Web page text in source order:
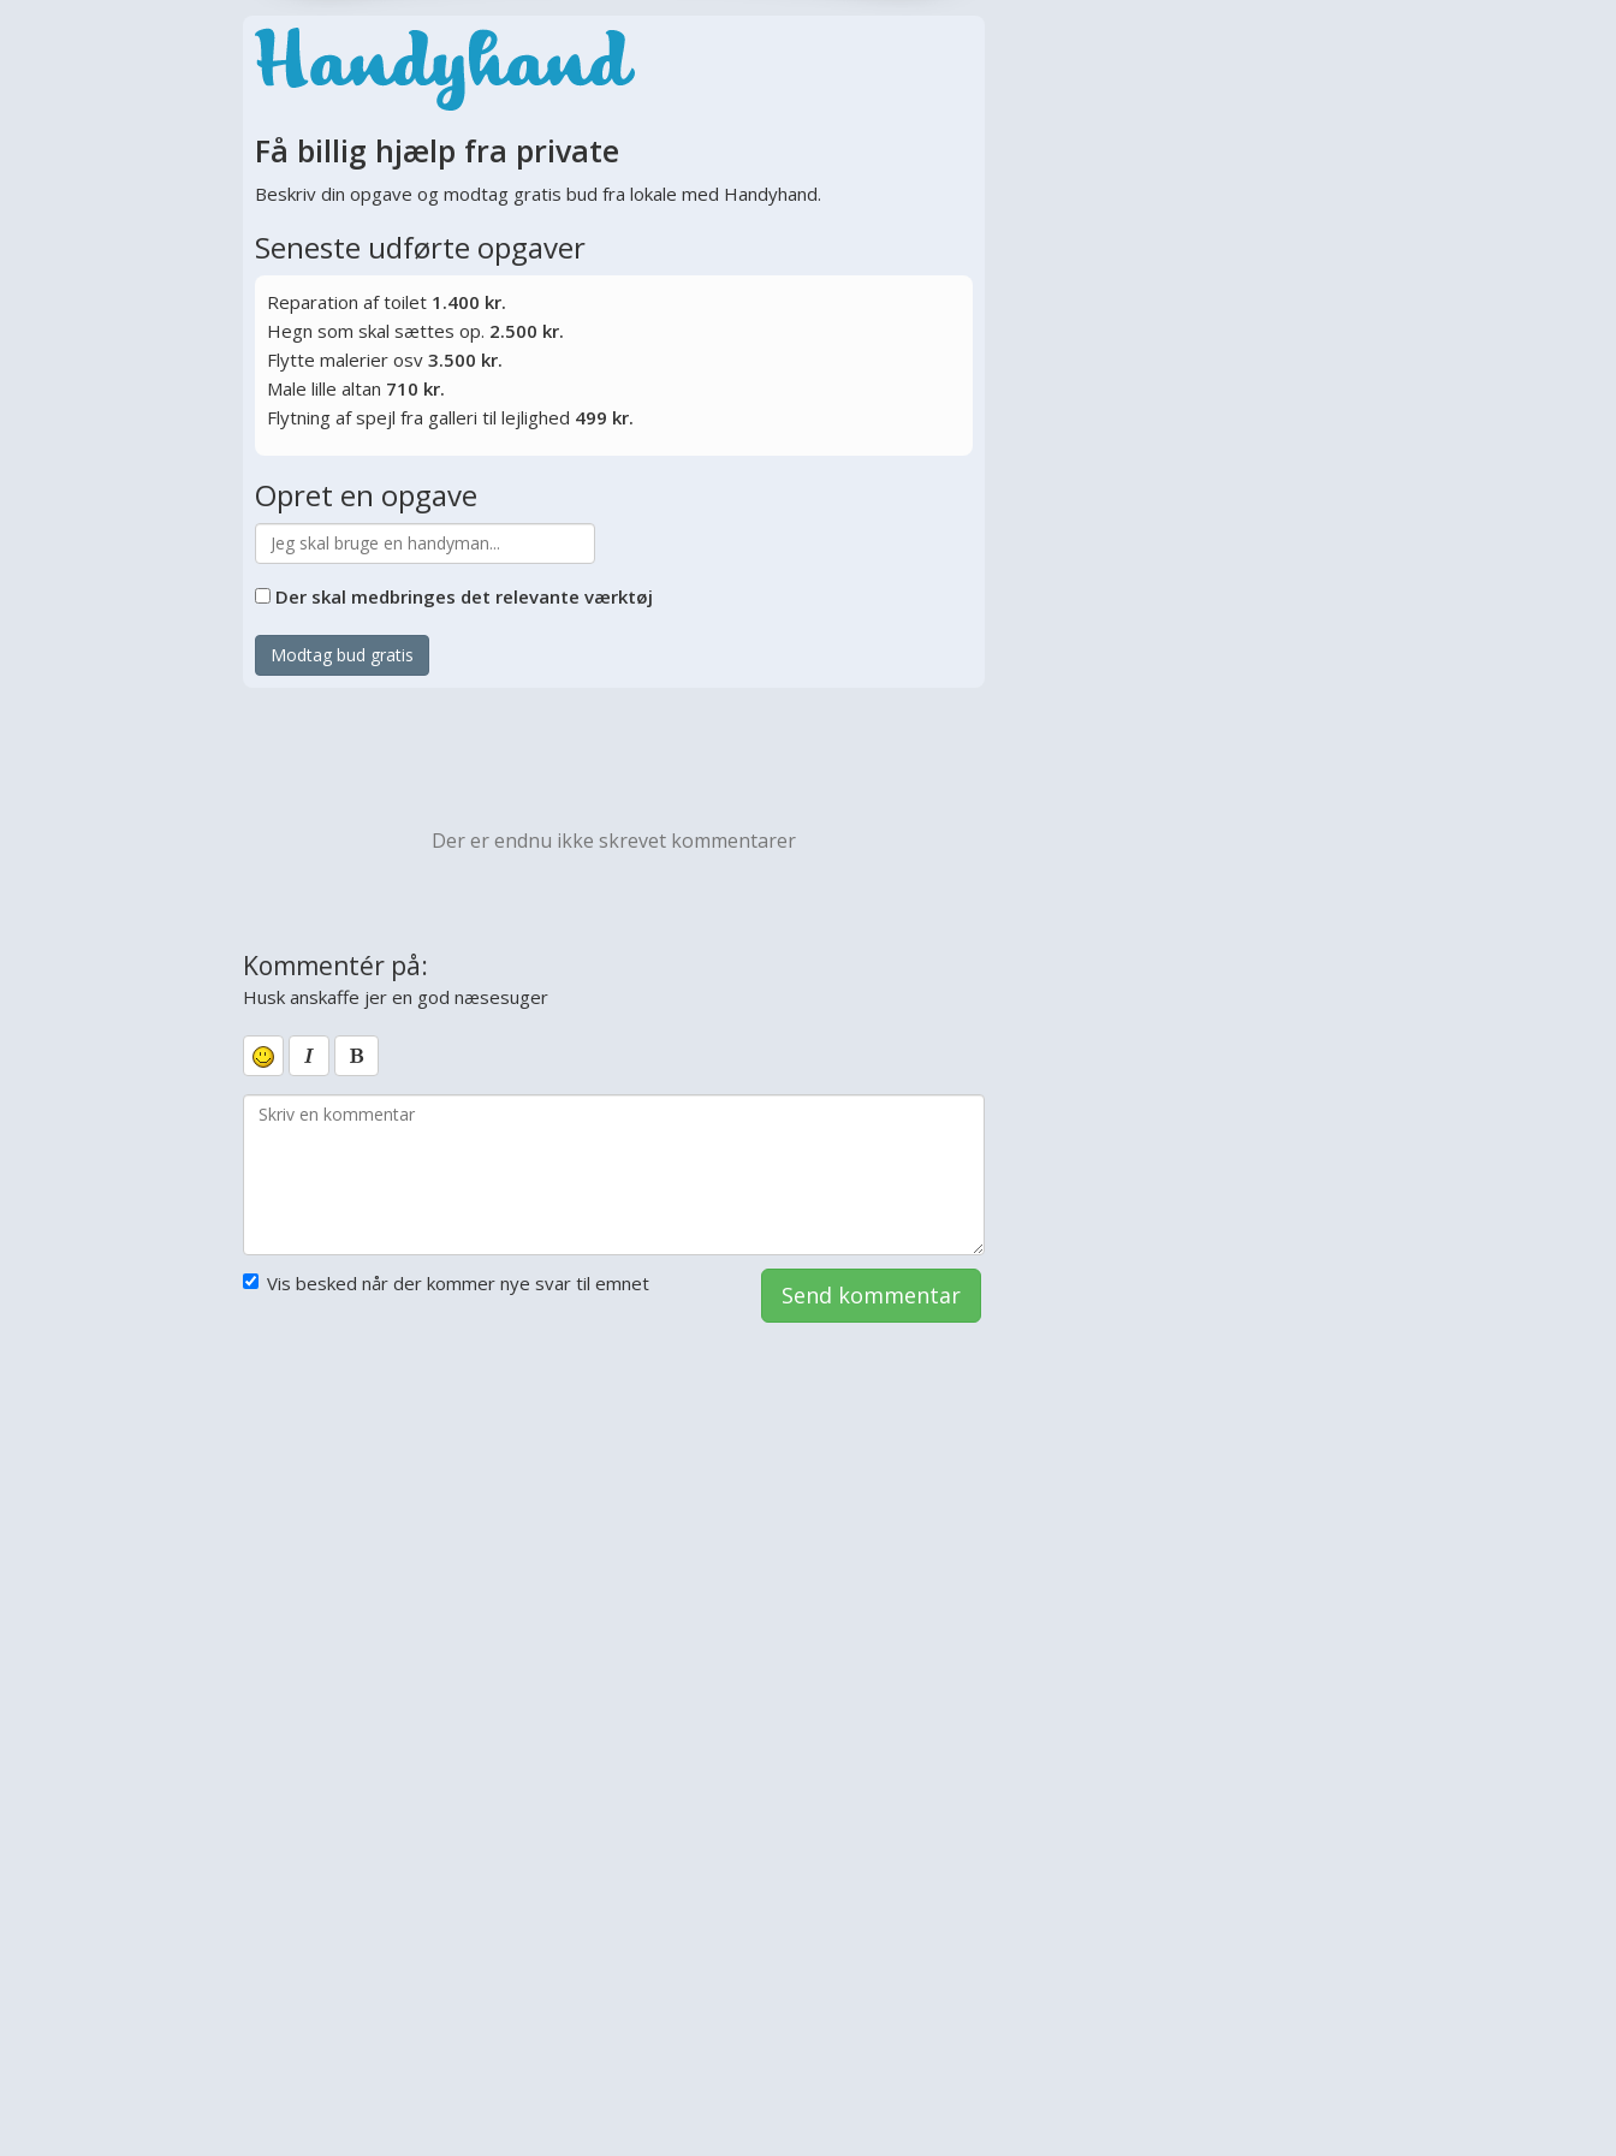
Få billig hjælp fra private
Beskriv din opgave og modtag gratis bud fra lokale med Handyhand.
Seneste udførte opgaver
Reparation af toilet 1.400 kr.
Hegn som skal sættes op. 2.500 kr.
Flytte malerier osv 3.500 kr.
Male lille altan 710 kr.
Flytning af spejl fra galleri til lejlighed 499 kr.
Opret en opgave
Der skal medbringes det relevante værktøj
Modtag bud gratis
Der er endnu ikke skrevet kommentarer
Kommentér på:
Husk anskaffe jer en god næsesuger
Vis besked når der kommer nye svar til emnet Send kommentar